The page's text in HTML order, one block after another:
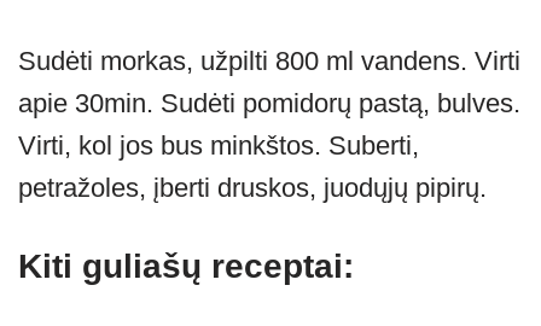
Sudėti morkas, užpilti 800 ml vandens. Virti
apie 30min. Sudėti pomidorų pastą, bulves.
Virti, kol jos bus minkštos. Suberti,
petražoles, įberti druskos, juodųjų pipirų.
Kiti guliašų receptai: